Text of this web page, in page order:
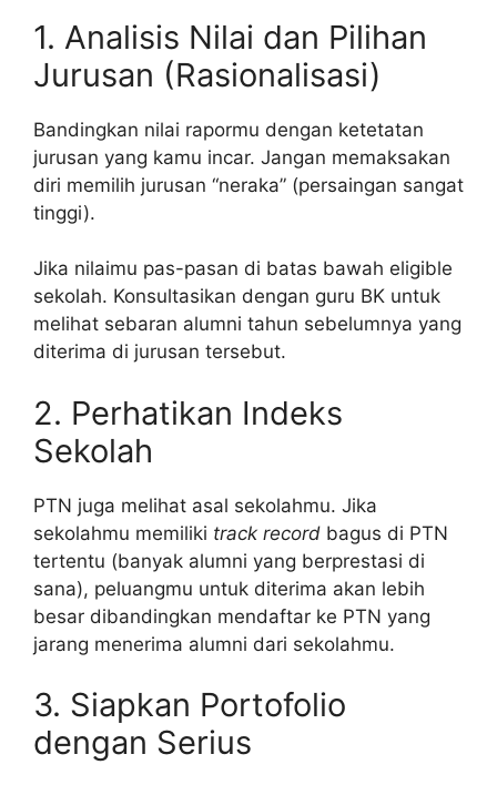
1. Analisis Nilai dan Pilihan
Jurusan (Rasionalisasi)
Bandingkan nilai rapormu dengan ketetatan
jurusan yang kamu incar. Jangan memaksakan
diri memilih jurusan “neraka” (persaingan sangat
tinggi).
Jika nilaimu pas-pasan di batas bawah eligible
sekolah. Konsultasikan dengan guru BK untuk
melihat sebaran alumni tahun sebelumnya yang
diterima di jurusan tersebut.
2. Perhatikan Indeks
Sekolah
PTN juga melihat asal sekolahmu. Jika
sekolahmu memiliki track record bagus di PTN
tertentu (banyak alumni yang berprestasi di
sana), peluangmu untuk diterima akan lebih
besar dibandingkan mendaftar ke PTN yang
jarang menerima alumni dari sekolahmu.
3. Siapkan Portofolio
dengan Serius